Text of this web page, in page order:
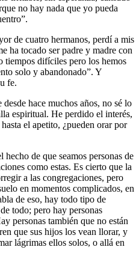
no hay nada que yo pueda
de cuatro hermanos, perdí a mis
ha tocado ser padre y madre con
tiempos difíciles pero los hemos
solo y abandonado”. Y
fe.
hace muchos años, no sé lo
espiritual. He perdido el interés,
el apetito, ¿pueden orar por
hecho de que seamos personas de
como estas. Es cierto que la
a las congregaciones, pero
en momentos complicados, en
de eso, hay todo tipo de
todo; pero hay personas
personas también que no están
que sus hijos los vean llorar, y
lágrimas ellos solos, o allá en